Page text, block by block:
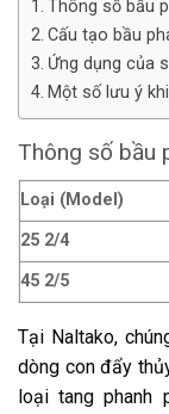
Thông số bầu
Cấu tạo bầu
Ứng dụng của
Một số lưu ý
Thông số bầu
Loại (Model)
25 2/4
45 2/5
Tại Naltako,
dòng con đẩy
loại tang phanh